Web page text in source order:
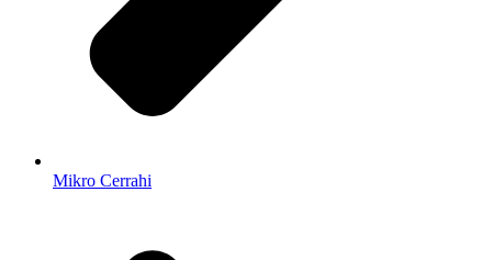
Mikro Cerrahi